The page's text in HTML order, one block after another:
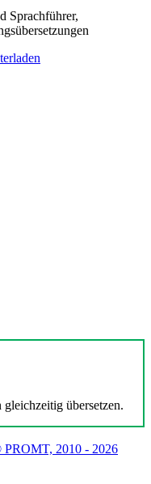
Sprachführer,
übersetzen.
2010 - 2026